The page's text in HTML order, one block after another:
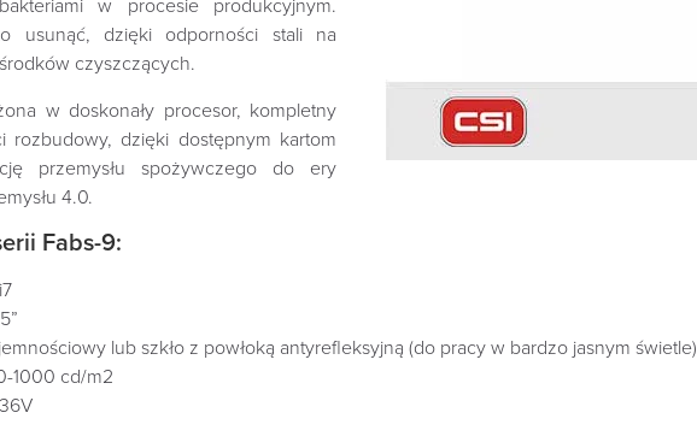
w procesie produkcyjnym.
usunąć, dzięki odporności stali na
czyszczących.
w doskonały procesor, kompletny
rozbudowy, dzięki dostępnym kartom
przemysłu spożywczego do ery
4.0.
Fabs-9:
lub szkło z powłoką antyrefleksyjną (do pracy w bardzo jasnym świetle)
1000 cd/m2